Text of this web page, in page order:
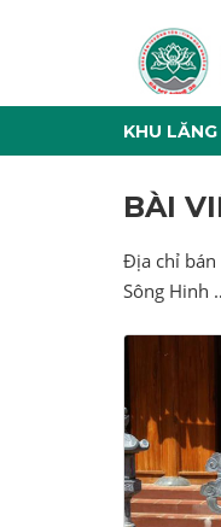
KHU
BÀI
Địa chỉ bán
Sông Hinh